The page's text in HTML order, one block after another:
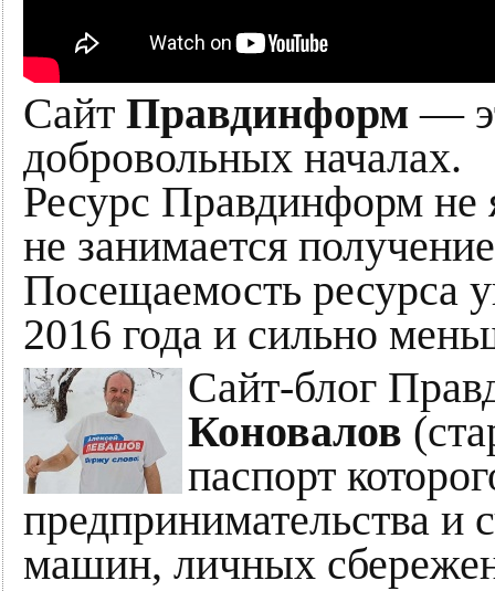
Сайт Правдинформ —
добровольных началах.
Ресурс Правдинформ не
не занимается
Посещаемость ресурса
2016 года и сильно
Сайт-блог
Коновалов
паспорт
предпринимательства и
машин, личных